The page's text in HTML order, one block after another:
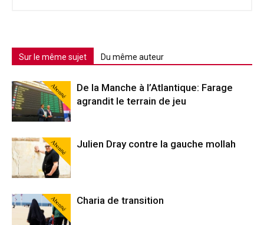
Sur le même sujet Du même auteur
Abonné
De la Manche à l’Atlantique: Farage
agrandit le terrain de jeu
Abonné Julien Dray contre la gauche mollah
Abonné Charia de transition